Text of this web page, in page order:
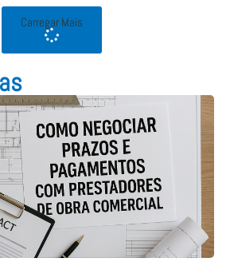
Carregar Mais